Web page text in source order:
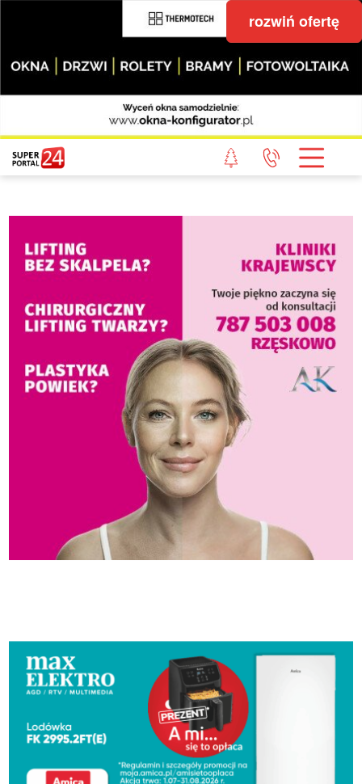
rozwiń ofertę
STRONA GŁÓWNA
POWIAT GRYFICKI
STUDIO SUPERPORTALU
KONTAKT
REDAKCJA
REGULAMIN